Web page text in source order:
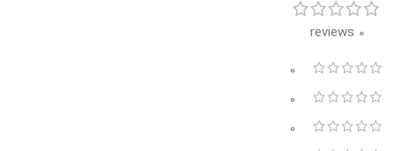
0 reviews
0
0
0